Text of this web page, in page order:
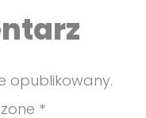
opublikowany.
*